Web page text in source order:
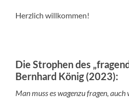
Herzlich willkommen!
Die Strophen des
Bernhard König (2023):
Man muss es wagenzu fragen, auch